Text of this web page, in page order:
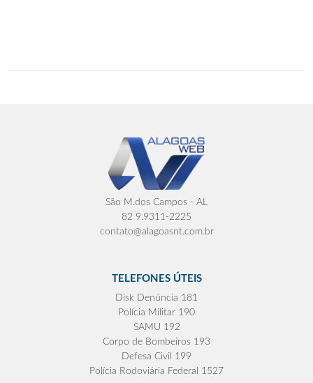
São M.dos Campos - AL
82 9.9311-2225
contato@alagoasnt.com.br
TELEFONES ÚTEIS
Disk Denúncia 181
Polícia Militar 190
SAMU 192
Corpo de Bombeiros 193
Defesa Civil 199
Polícia Rodoviária Federal 1527